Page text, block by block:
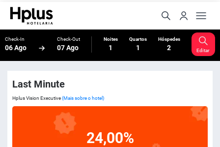
Check-In
06 Ago
Check-Out
07 Ago
Noites
1
Quartos
1
Hóspedes
2 Editar
Last Minute
Hplus Vision Executive(Mais sobre o hotel)
24,00%